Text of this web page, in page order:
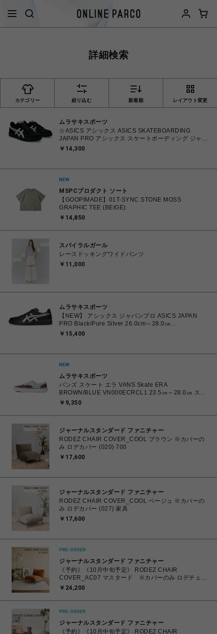
詳細検索
カテゴリー 絞り込む 新着順 レイアウト変更
ムラサキスポーツ
☆ASICS アシックス ASICS SKATEBOARDING
JAPAN PRO アシックス スケートボーディング ジャパ
ンプロ Black/White 26.0㎝～28.5㎝
￥14,300
MSPCプロダクト ソート
【GOOPIMADE】01T-SYNC STONE MOSS
GRAPHIC TEE (BEIGE)
￥14,850
スパイラルガール
レースドッキングワイドパンツ
￥11,000
ムラサキスポーツ
【NEW】 アシックス ジャパンプロ ASICS JAPAN
PRO Black/Pure Silver 26.0cm～28.0㎝
1203B205.001 4573690068224 メンズ スニーカー
￥15,400
ムラサキスポーツ
バンズ スケート エラ VANS Skate ERA
BROWN/BLUE VN000ECRCL1 23.5㎝～28.0㎝ スニ
ーカー メンズ レディース シューズ 0198266445786
￥9,350
ジャーナルスタンダード ファニチャー
RODEZ CHAIR COVER_COOL ブラウン ※カバーの
み ロデカバー (020) 700
￥17,600
ジャーナルスタンダード ファニチャー
RODEZ CHAIR COVER_COOL ベージュ ※カバーの
み ロデカバー (027) 家具
￥17,600
ジャーナルスタンダード ファニチャー
《予約》《10月中旬予定》 RODEZ CHAIR
COVER_AC07 マスタード ※カバーのみ ロデチェア
カバー (086) 700
￥24,200
ジャーナルスタンダード ファニチャー
《予約》《10月中旬予定》 RODEZ CHAIR